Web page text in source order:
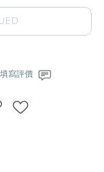
填寫評價